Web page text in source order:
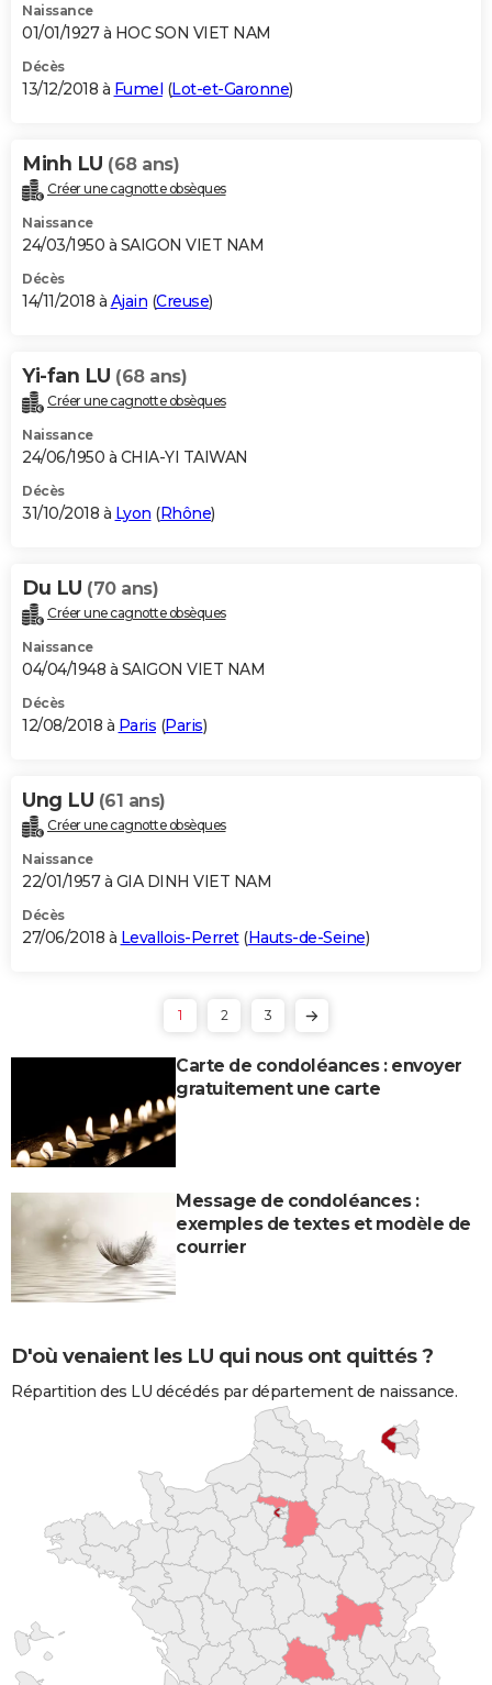
Naissance
01/01/1927 à HOC SON VIET NAM
Décès
13/12/2018 à Fumel (Lot-et-Garonne)
Minh LU (68 ans)
Créer une cagnotte obsèques
Naissance
24/03/1950 à SAIGON VIET NAM
Décès
14/11/2018 à Ajain (Creuse)
Yi-fan LU (68 ans)
Créer une cagnotte obsèques
Naissance
24/06/1950 à CHIA-YI TAIWAN
Décès
31/10/2018 à Lyon (Rhône)
Du LU (70 ans)
Créer une cagnotte obsèques
Naissance
04/04/1948 à SAIGON VIET NAM
Décès
12/08/2018 à Paris (Paris)
Ung LU (61 ans)
Créer une cagnotte obsèques
Naissance
22/01/1957 à GIA DINH VIET NAM
Décès
27/06/2018 à Levallois-Perret(Hauts-de-Seine)
1 2 3
Carte de condoléances : envoyer
gratuitement une carte
Message de condoléances :
exemples de textes et modèle de
courrier
D'où venaient les LU qui nous ont quittés ?
Répartition des LU décédés par département de naissance.